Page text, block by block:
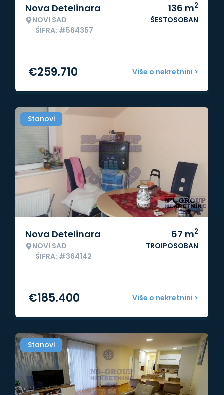
Nova Detelinara
NOVI SAD
ŠIFRA: #564357
136 m2
ŠESTOSOBAN
Više o nekretnini >
€259.710
Stanovi
Nova Detelinara
NOVI SAD
ŠIFRA: #364142
67 m2
TROIPOSOBAN
Više o nekretnini >
€185.400
Stanovi